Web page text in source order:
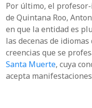
Por último, el
de Quintana Roo,
en que la entidad es
las decenas de
creencias que se
Santa Muerte, cuya
acepta